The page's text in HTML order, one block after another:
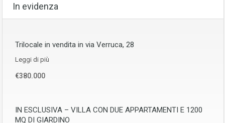
In evidenza
Trilocale in vendita in via Verruca, 28
Leggi di più
€380.000
IN ESCLUSIVA – VILLA CON DUE APPARTAMENTI E 1200
MQ DI GIARDINO